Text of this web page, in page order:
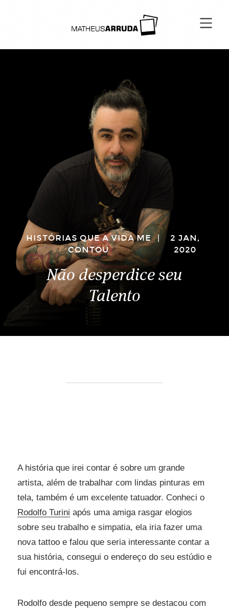
HISTÓRIAS QUE A VIDA ME
CONTOU
|
2 JAN,
2020
Não desperdice seu
Talento
A história que irei contar é sobre um grande
artista, além de trabalhar com lindas pinturas em
tela, também é um excelente tatuador. Conheci o
Rodolfo Turini após uma amiga rasgar elogios
sobre seu trabalho e simpatia, ela iria fazer uma
nova tattoo e falou que seria interessante contar a
sua história, consegui o endereço do seu estúdio e
fui encontrá-los.
Rodolfo desde pequeno sempre se destacou com